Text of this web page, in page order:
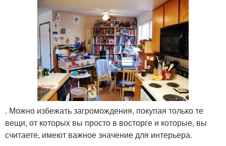
. Можно избежать загромождения, покупая только те
вещи, от которых вы просто в восторге и которые, вы
считаете, имеют важное значение для интерьера.